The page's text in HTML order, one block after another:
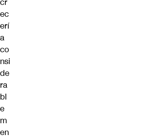
cr
ec
erí
a
co
nsi
de
ra
bl
e
m
en